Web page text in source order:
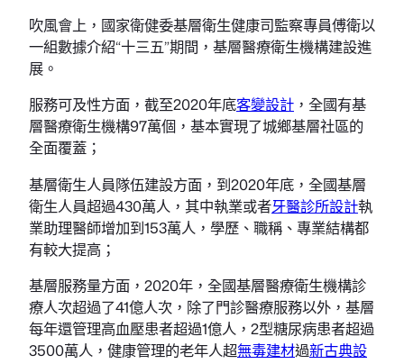
吹風會上，國家衛健委基層衛生健康司監察專員傅衛以
一組數據介紹“十三五”期間，基層醫療衛生機構建設進
展。
服務可及性方面，截至2020年底客變設計 ，全國有基
層醫療衛生機構97萬個，基本實現了城鄉基層社區的
全面覆蓋；
基層衛生人員隊伍建設方面，到2020年底，全國基層
衛生人員超過430萬人，其中執業或者牙醫診所設計執
業助理醫師增加到153萬人，學歷、職稱、專業結構都
有較大提高；
基層服務量方面，2020年，全國基層醫療衛生機構診
療人次超過了41億人次，除了門診醫療服務以外，基層
每年還管理高血壓患者超過1億人，2型糖尿病患者超過
3500萬人，健康管理的老年人超無毒建材過新古典設